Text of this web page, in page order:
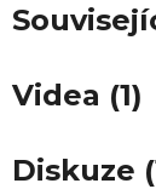
Videa (1)
Diskuze